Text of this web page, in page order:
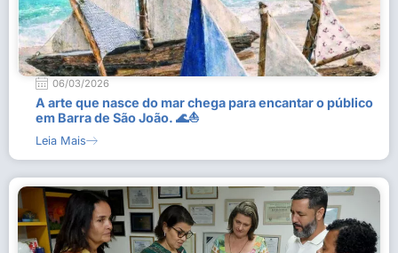
06/03/2026
A arte que nasce do mar chega para encantar o público
em Barra de São João. 🌊⛵
Leia Mais